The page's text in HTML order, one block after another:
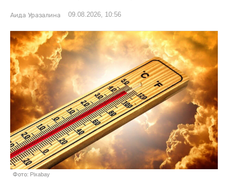
Аида Уразалина 09.08.2026, 10:56
Фото: Pixabay